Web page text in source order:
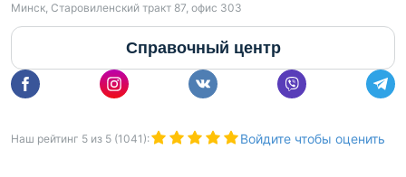
Минск, Старовиленский тракт 87, офис 303
Справочный центр
Наш рейтинг 5 из 5 (1041 ): Войдите чтобы оценить